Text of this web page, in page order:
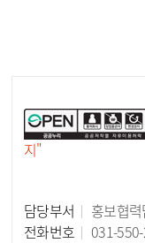
지"
담당부서
홍보협
전화번호
031-